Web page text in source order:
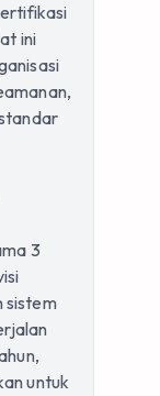
ini
3
sistem
untuk